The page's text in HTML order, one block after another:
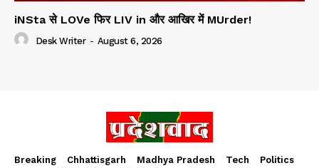
iNSta से LOVe फिर LIV in और आखिर में MUrder!
Desk Writer - August 6, 2026
Breaking Chhattisgarh Madhya Pradesh Tech
Politics